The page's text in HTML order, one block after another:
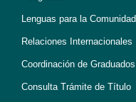
Lenguas para la Comunidad
Relaciones Internacionales
Coordinación de Graduados
Consulta Trámite de Título